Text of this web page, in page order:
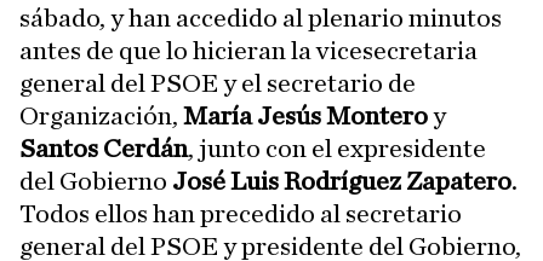
sábado, y han accedido al plenario minutos
antes de que lo hicieran la vicesecretaria
general del PSOE y el secretario de
Organización, María Jesús Monteroy
Santos Cerdán, junto con el expresidente
del Gobierno José Luis Rodríguez Zapatero.
Todos ellos han precedido al secretario
general del PSOE y presidente del Gobierno,